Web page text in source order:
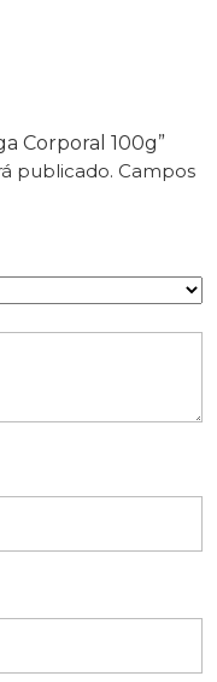
Corporal 100g”
publicado. Campos